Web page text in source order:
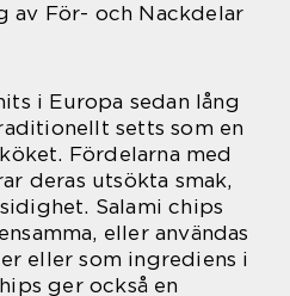
av För- och Nackdelar
i Europa sedan lång
setts som en
Fördelarna med
deras utsökta smak,
Salami chips
eller användas
eller som ingrediens i
ger också en